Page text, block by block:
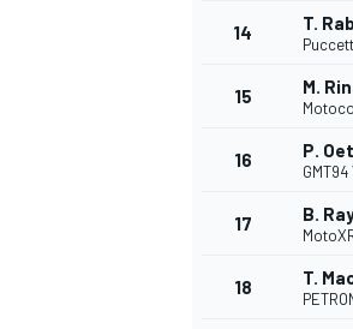
14 T.
15 M.
16 P.
17 B.
18 T.